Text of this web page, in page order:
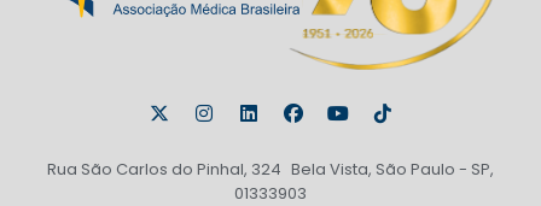
Rua São Carlos do Pinhal, 324 Bela Vista, São Paulo - SP,
01333903